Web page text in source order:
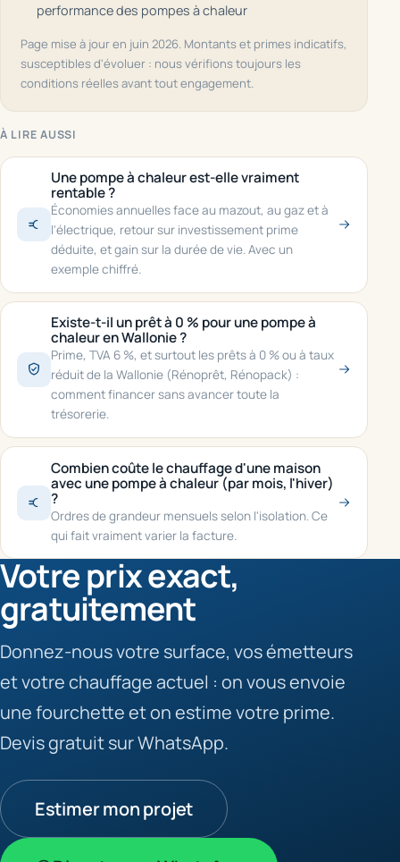
performance des pompes à chaleur
Page mise à jour en juin 2026. Montants et primes indicatifs,
susceptibles d'évoluer : nous vérifions toujours les
conditions réelles avant tout engagement.
À LIRE AUSSI
Une pompe à chaleur est-elle vraiment
rentable ?
Économies annuelles face au mazout, au gaz et à
l'électrique, retour sur investissement prime
déduite, et gain sur la durée de vie. Avec un
exemple chiffré.
Existe-t-il un prêt à 0 % pour une pompe à
chaleur en Wallonie ?
Prime, TVA 6 %, et surtout les prêts à 0 % ou à taux
réduit de la Wallonie (Rénoprêt, Rénopack) :
comment financer sans avancer toute la
trésorerie.
Combien coûte le chauffage d'une maison
avec une pompe à chaleur (par mois, l'hiver)
?
Ordres de grandeur mensuels selon l'isolation. Ce
qui fait vraiment varier la facture.
Votre prix exact,
gratuitement
Donnez-nous votre surface, vos émetteurs
et votre chauffage actuel : on vous envoie
une fourchette et on estime votre prime.
Devis gratuit sur WhatsApp.
Estimer mon projet